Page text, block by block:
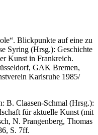
Blickpunkte auf eine zu
Syring (Hrsg.): Geschichte
Kunst in Frankreich.
GAK Bremen,
Karlsruhe 1985/
B. Claasen-Schmal (Hrsg.):
für aktuelle Kunst (mit
N. Prangenberg, Thomas
S. 7ff.